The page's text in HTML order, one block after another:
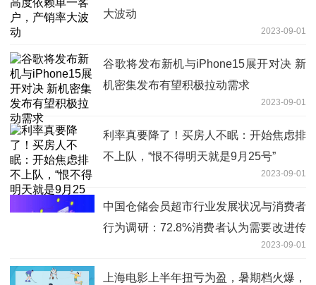
大波动
2023-09-01
谷歌将发布新机与iPhone15展开对决 新
机密集发布有望积极拉动需求
2023-09-01
利率真要降了！买房人不眠：开始焦虑排
不上队，“恨不得明天就是9月25号”
2023-09-01
中国仓储会员超市行业发展状况与消费者
行为调研：72.8%消费者认为需要改进传
2023-09-01
上海电影上半年扭亏为盈，暑期档火爆，